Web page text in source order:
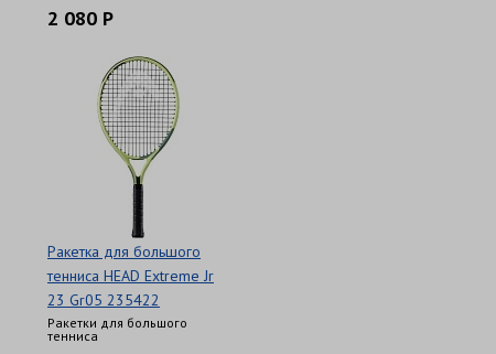
2 080 Р
Ракетка для большого
тенниса HEAD Extreme Jr
23 Gr05 235422
Ракетки для большого
тенниса